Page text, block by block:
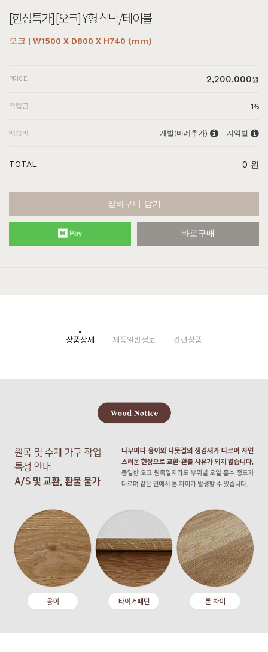
[한정특가] [오크] Y형 식탁/테이블
오크 | W1500 X D800 X H740 (mm)
PRICE 2,200,000원
적립금 1%
배송비 개별(비례추가) 지역별
TOTAL 0 원
장바구니 담기
바로구매
상품상세 제품일반정보 관련상품